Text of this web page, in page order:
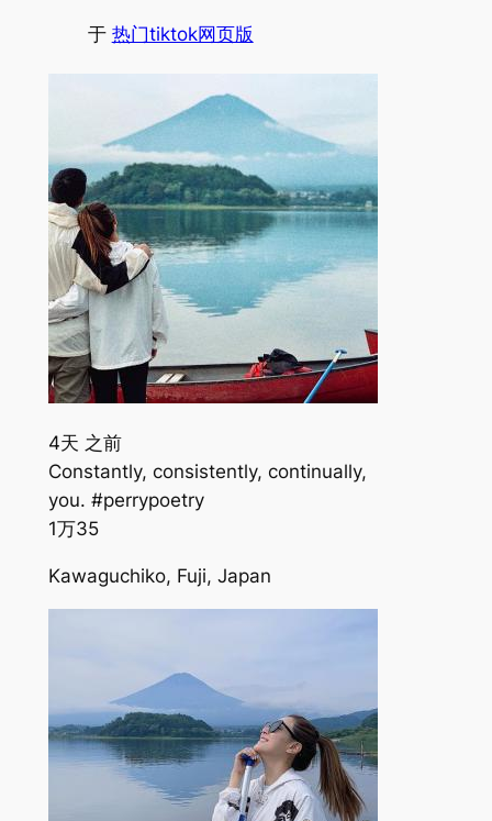
于 热门tiktok网页版
4天 之前
Constantly, consistently, continually,
you. #perrypoetry
1万35
Kawaguchiko, Fuji, Japan